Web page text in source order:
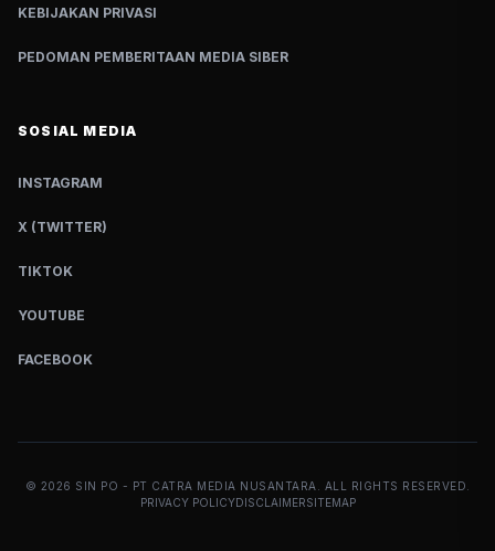
KEBIJAKAN PRIVASI
PEDOMAN PEMBERITAAN MEDIA SIBER
SOSIAL MEDIA
INSTAGRAM
X (TWITTER)
TIKTOK
YOUTUBE
FACEBOOK
© 2026 SIN PO - PT CATRA MEDIA NUSANTARA. ALL RIGHTS RESERVED.
PRIVACY POLICYDISCLAIMERSITEMAP